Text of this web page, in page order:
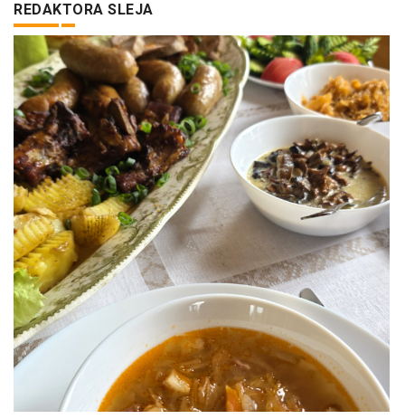
REDAKTORA SLEJA